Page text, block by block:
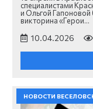
специалистами
и Ольгой
викторина «Герои…
10.04.2026
НОВОСТИ